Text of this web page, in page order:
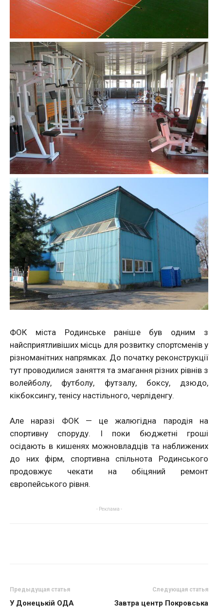
ФОК міста Родинське раніше був одним з
найсприятливіших місць для розвитку спортсменів у
різноманітних напрямках. До початку реконструкції
тут проводилися заняття та змагання різних рівнів з
волейболу, футболу, футзалу, боксу, дзюдо,
кікбоксингу, тенісу настільного, черліденгу.
Але наразі ФОК — це жалюгідна пародія на
спортивну споруду. І поки бюджетні гроші
осідають в кишенях можновладців та наближених
до них фірм, спортивна спільнота Родинського
продовжує чекати на обіцяний ремонт
європейського рівня.
- Реклама -
Предыдущая статья
У Донецькій ОДА
Следующая статья
Завтра центр Покровська